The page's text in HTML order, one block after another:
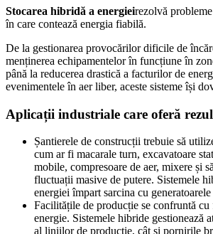
Stocarea hibridă a energieirezolvă
în care contează energia fiabilă.
De la gestionarea provocărilor dificile de
menținerea echipamentelor în funcțiune în
până la reducerea drastică a facturilor de
evenimentele în aer liber, aceste sisteme își
Aplicații industriale care oferă
Șantierele de construcții trebuie să
cum ar fi macarale turn, excavatoare
mobile, compresoare de aer, mixere și
fluctuații masive de putere. Sistemele
energiei împart sarcina cu generatoarele
Facilitățile de producție se confruntă
energie. Sistemele hibride gestionează
al liniilor de producție, cât și pornirile